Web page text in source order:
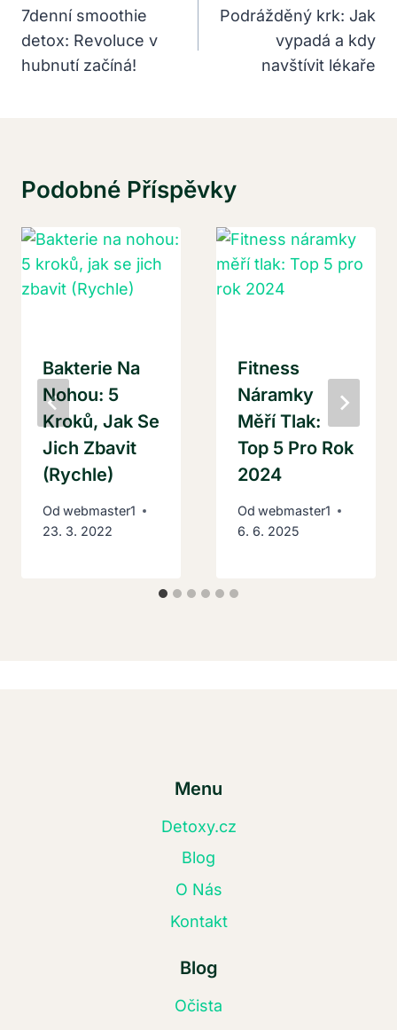
Pro
Příspěvek
7denní smoothie
detox: Revoluce v
hubnutí začíná!
Podrážděný krk: Jak
vypadá a kdy
navštívit lékaře
Podobné Příspěvky
Bakterie Na
Nohou: 5
Kroků, Jak Se
Jich Zbavit
(Rychle)
Od webmaster1
23. 3. 2022
Fitness
Náramky
Měří Tlak:
Top 5 Pro Rok
2024
Od webmaster1
6. 6. 2025
Menu
Detoxy.cz
Blog
O Nás
Kontakt
Blog
Očista